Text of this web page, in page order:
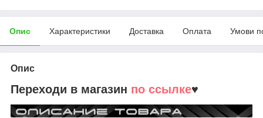
Опис Характеристики Доставка Оплата Умови
Опис
Переходи в магазин по ссылке♥